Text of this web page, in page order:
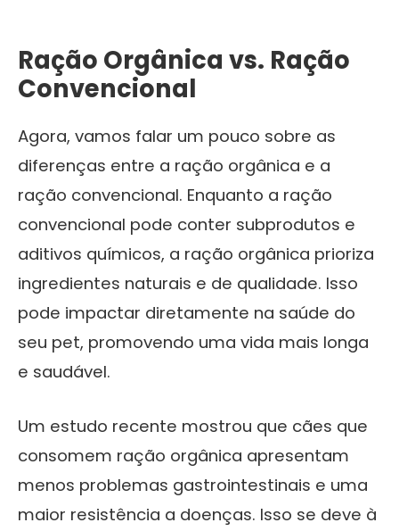
Ração Orgânica vs. Ração
Convencional
Agora, vamos falar um pouco sobre as
diferenças entre a ração orgânica e a
ração convencional. Enquanto a ração
convencional pode conter subprodutos e
aditivos químicos, a ração orgânica prioriza
ingredientes naturais e de qualidade. Isso
pode impactar diretamente na saúde do
seu pet, promovendo uma vida mais longa
e saudável.
Um estudo recente mostrou que cães que
consomem ração orgânica apresentam
menos problemas gastrointestinais e uma
maior resistência a doenças. Isso se deve à